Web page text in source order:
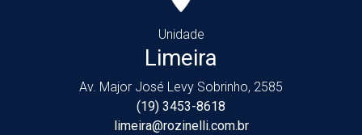
Unidade
Limeira
Av. Major José Levy Sobrinho, 2585
(19) 3453-8618
limeira@rozinelli.com.br